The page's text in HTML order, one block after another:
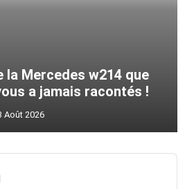
la Mercedes w214 que
a jamais racontés !
Août 2026